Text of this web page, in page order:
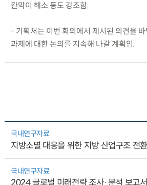
칸막이 해소 등도 강조함.
- 기획처는 이번 회의에서 제시된 의견을
과제에 대한 논의를 지속해 나갈 계획임.
국내연구자료
지방소멸 대응을 위한 지방 산업구조 전
국내연구자료
2024 글로벌 미래전략 조사·분석 보고서